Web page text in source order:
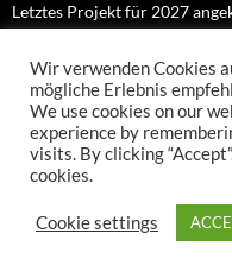
Letztes Projekt für 2027
Proben zu Orpheus Shorts
Neues Projekt „Orpheus
Wir verwenden Cookies
mögliche Erlebnis
We use cookies on our
experience by
visits. By clicking
cookies.
Cookie settings